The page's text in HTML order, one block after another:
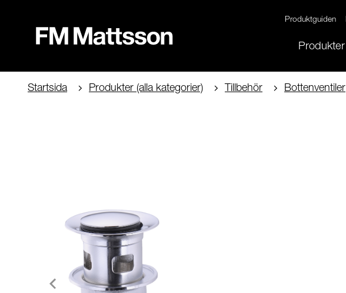
Produktguiden
Produkter
Startsida Produkter (alla kategorier) Tillbehör Bottenventiler